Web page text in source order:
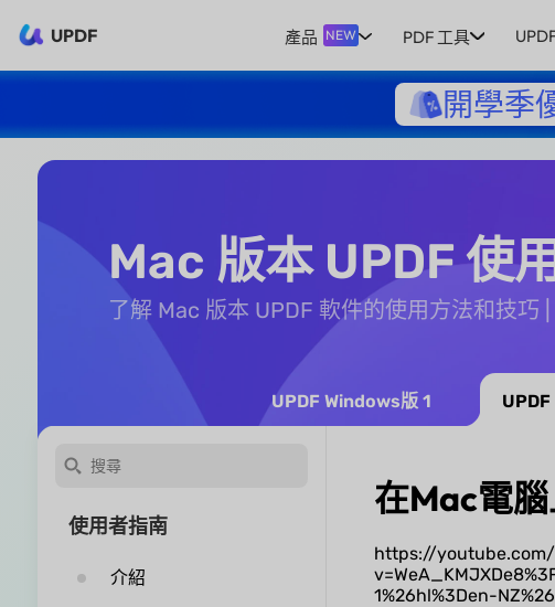
UPDF 產品 NEW PDF 工具
開學季
Mac 版本 UPDF 使
了解 Mac 版本 UPDF 軟件的使用方法和技巧
UPDF Windows版 1 UPDF
使用者指南
介紹
在Mac電
https://
1%26hl%3Den-